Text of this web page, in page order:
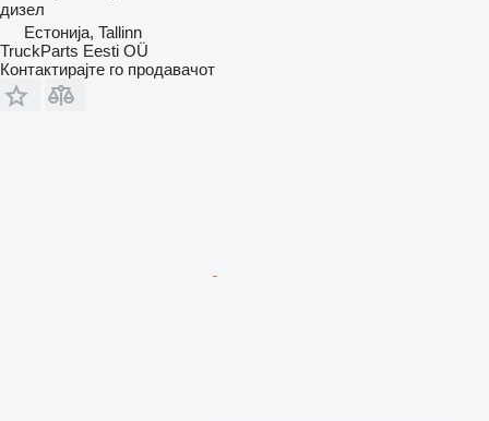
дизел
Естонија, Tallinn
TruckParts Eesti OÜ
Контактирајте го продавачот